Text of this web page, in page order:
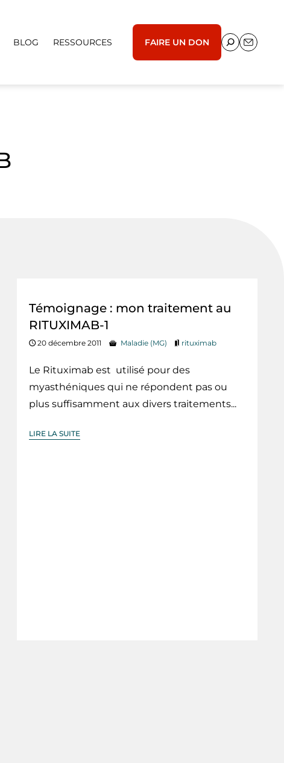
BLOG RESSOURCES FAIRE UN DON
Témoignage : mon traitement au
RITUXIMAB-1
20 décembre 2011 Maladie (MG) rituximab
Le Rituximab est utilisé pour des
myasthéniques qui ne répondent pas ou
plus suffisamment aux divers traitements...
LIRE LA SUITE